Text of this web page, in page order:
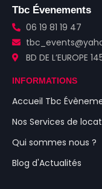
Tbc Évenements
06 19 81 19 47
BD DE L’EUROPE
INFORMATIONS
Accueil Tbc
Nos Services de
Qui sommes nous ?
Blog d'Actualités